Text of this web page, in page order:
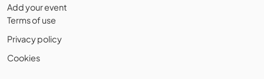
Add your event
Terms of use
Privacy policy
Cookies